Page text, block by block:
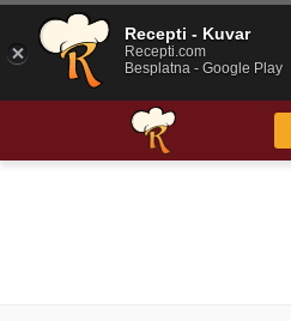
Recepti - Kuvar
Recepti.com
Besplatna - Google Play